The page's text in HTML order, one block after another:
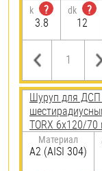
k
?
3.8
dk
?
12
Шуруп для ДСП
TORX 6х120/
Материал
А2 (AISI 304)